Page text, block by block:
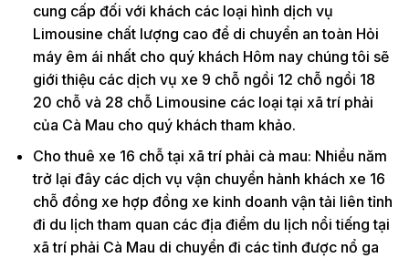
cung cấp đối với khách các loại hình dịch vụ
Limousine chất lượng cao để di chuyển an toàn Hỏi
máy êm ái nhất cho quý khách Hôm nay chúng tôi sẽ
giới thiệu các dịch vụ xe 9 chỗ ngồi 12 chỗ ngồi 18
20 chỗ và 28 chỗ Limousine các loại tại xã trí phải
của Cà Mau cho quý khách tham khảo.
Cho thuê xe 16 chỗ tại xã trí phải cà mau: Nhiều năm
trở lại đây các dịch vụ vận chuyển hành khách xe 16
chỗ đồng xe hợp đồng xe kinh doanh vận tải liên tỉnh
đi du lịch tham quan các địa điểm du lịch nổi tiếng tại
xã trí phải Cà Mau di chuyển đi các tỉnh được nổ ga